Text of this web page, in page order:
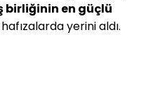
birliğinin en güçlü
yerini aldı.